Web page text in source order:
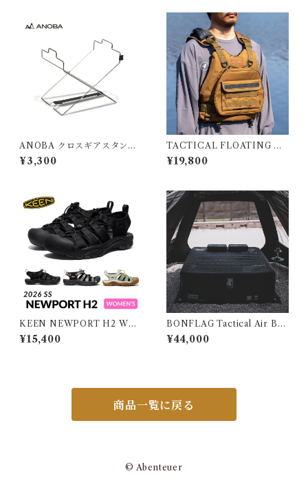
ANOBA クロスギアスタンド
SUS Ver.
¥3,300
TACTICAL FLOATING DE
VICE
¥19,800
KEEN NEWPORT H2 WO
MEN キーン ニューポート エ
イチツー ウィメンズ
¥15,400
BONFLAG Tactical Air Bed
2P
¥44,000
商品一覧に戻る
© Abenteuer